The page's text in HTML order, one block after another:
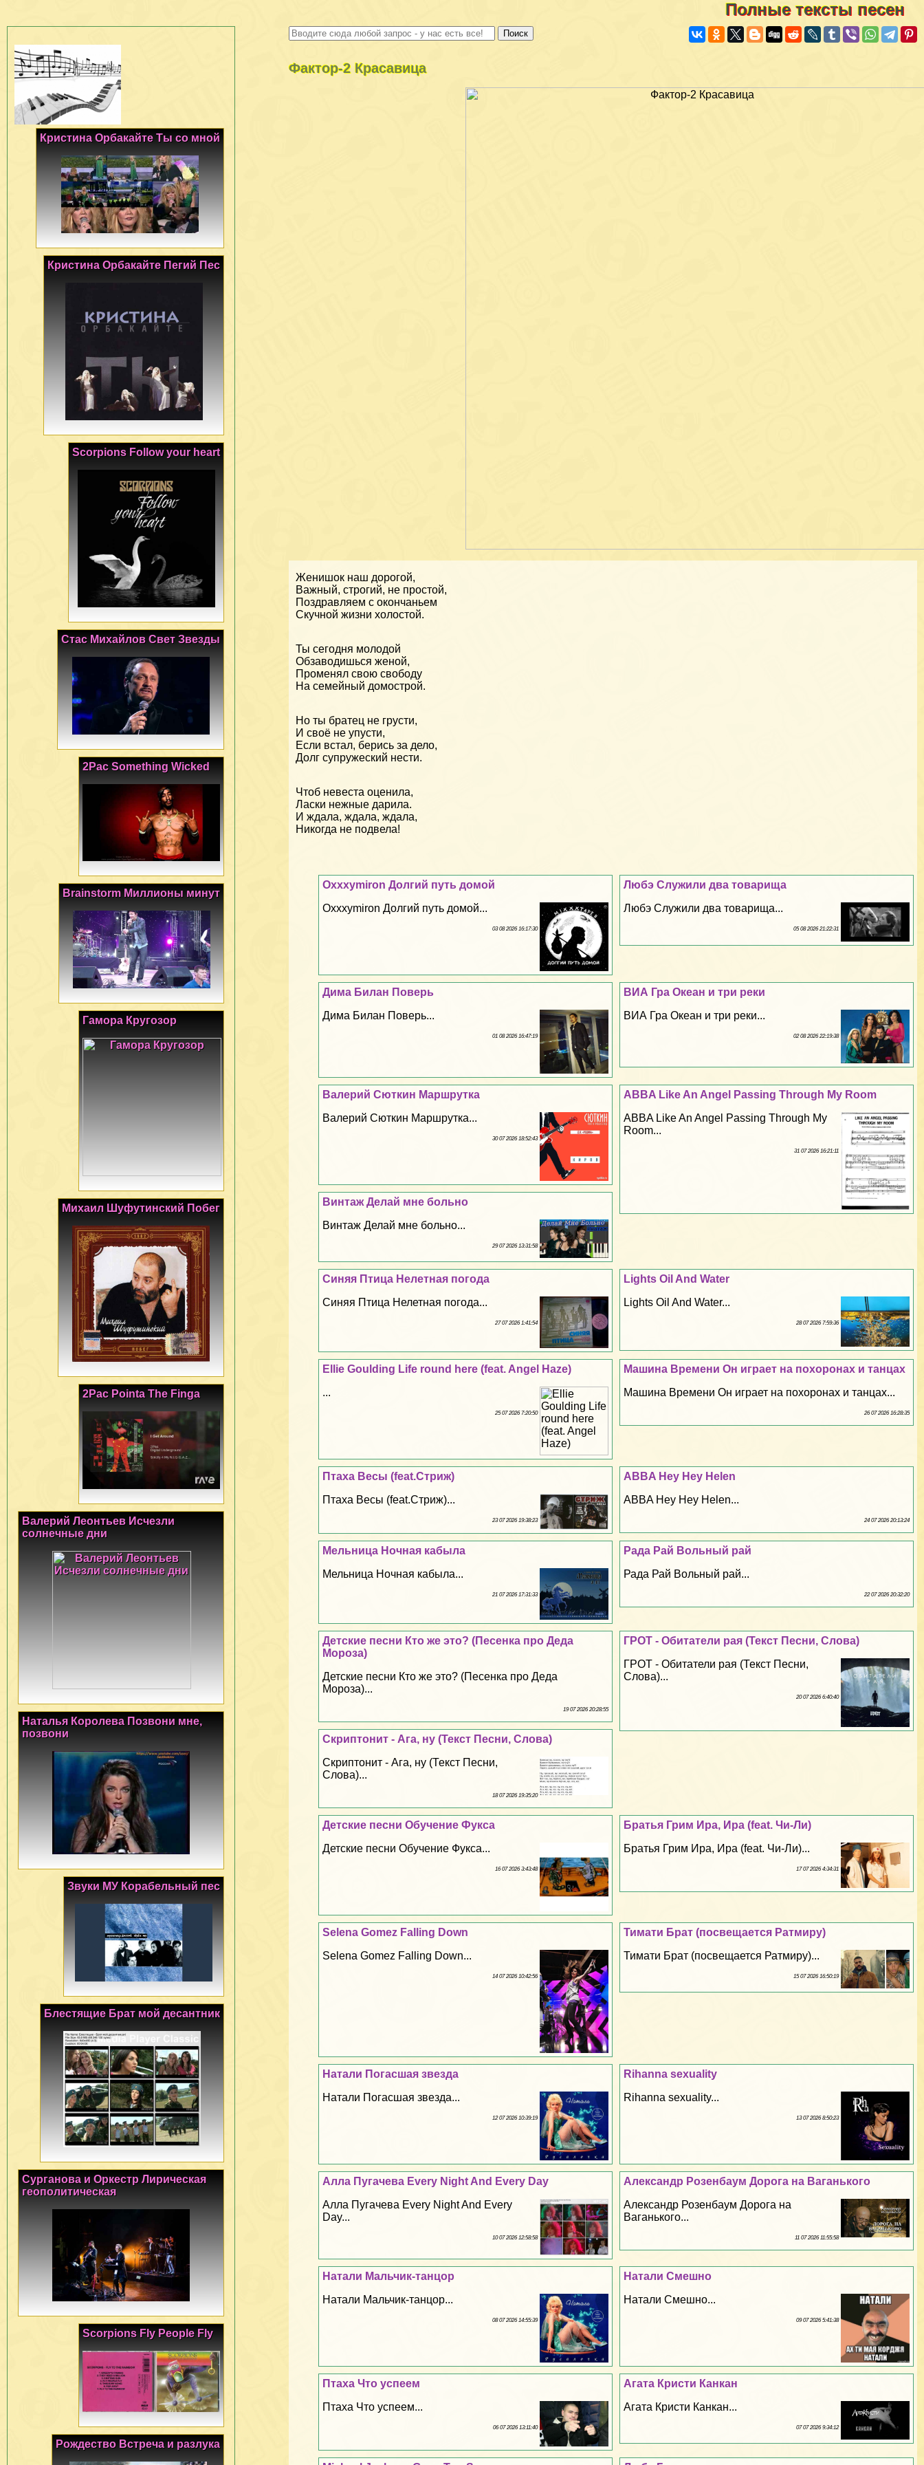
Полные тексты песен
Фактор-2 Красавица
Женишок наш дорогой,
Важный, строгий, не простой,
Поздравляем с окончаньем
Скучной жизни холостой.
Ты сегодня молодой
Обзаводишься женой,
Променял свою свободу
На семейный домострой.
Но ты братец не грусти,
И своё не упусти,
Если встал, берись за дело,
Долг супружеский нести.
Чтоб невеста оценила,
Ласки нежные дарила.
И ждала, ждала, ждала,
Никогда не подвела!
Любэ Служили два товарища
Любэ Служили два товарища...
05 08 2026 21:22:31
Oxxxymiron Долгий путь домой
Oxxxymiron Долгий путь домой...
03 08 2026 16:17:30
ВИА Гра Океан и три реки
ВИА Гра Океан и три реки...
02 08 2026 22:19:38
Дима Билан Поверь
Дима Билан Поверь...
01 08 2026 16:47:19
ABBA Like An Angel Passing Through My Room
ABBA Like An Angel Passing Through My
Room...
31 07 2026 16:21:11
Валерий Сюткин Маршрутка
Валерий Сюткин Маршрутка...
30 07 2026 18:52:43
Винтаж Делай мне больно
Винтаж Делай мне больно...
29 07 2026 13:31:58
Lights Oil And Water
Lights Oil And Water...
28 07 2026 7:59:36
Синяя Птица Нелетная погода
Синяя Птица Нелетная погода...
27 07 2026 1:41:54
Машина Времени Он играет на похоронах и танцах
Машина Времени Он играет на похоронах и танцах...
26 07 2026 16:28:35
Ellie Goulding Life round here (feat. Angel Haze)
...
25 07 2026 7:20:50
ABBA Hey Hey Helen
ABBA Hey Hey Helen...
24 07 2026 20:13:24
Птаха Весы (feat.Стриж)
Птаха Весы (feat.Стриж)...
23 07 2026 19:38:23
Рада Рай Вольный рай
Рада Рай Вольный рай...
22 07 2026 20:32:20
Мельница Ночная кабыла
Мельница Ночная кабыла...
21 07 2026 17:31:33
ГРОТ - Обитатели рая (Текст Песни, Слова)
ГРОТ - Обитатели рая (Текст Песни,
Слова)...
20 07 2026 6:40:40
Детские песни Кто же это? (Песенка про Деда
Мороза)
Детские песни Кто же это? (Песенка про Деда
Мороза)...
19 07 2026 20:28:55
Скриптонит - Ага, ну (Текст Песни, Слова)
Скриптонит - Ага, ну (Текст Песни,
Слова)...
18 07 2026 19:35:20
Братья Грим Ира, Ира (feat. Чи-Ли)
Братья Грим Ира, Ира (feat. Чи-Ли)...
17 07 2026 4:34:31
Детские песни Обучение Фукса
Детские песни Обучение Фукса...
16 07 2026 3:43:48
Тимати Брат (посвещается Ратмиру)
Тимати Брат (посвещается Ратмиру)...
15 07 2026 16:50:19
Selena Gomez Falling Down
Selena Gomez Falling Down...
14 07 2026 10:42:56
Rihanna sехuality
Rihanna sехuality...
13 07 2026 8:50:23
Натали Погасшая звезда
Натали Погасшая звезда...
12 07 2026 10:39:19
Александр Розенбаум Дорога на Ваганького
Александр Розенбаум Дорога на
Ваганького...
11 07 2026 11:55:58
Алла Пугачева Every Night And Every Day
Алла Пугачева Every Night And Every
Day...
10 07 2026 12:58:58
Натали Смешно
Натали Смешно...
09 07 2026 5:41:38
Натали Мальчик-танцор
Натали Мальчик-танцор...
08 07 2026 14:55:39
Агата Кристи Канкан
Агата Кристи Канкан...
07 07 2026 9:34:12
Птаха Что успеем
Птаха Что успеем...
06 07 2026 13:11:40
Кристина Орбакайте Ты со мной
Кристина Орбакайте Пегий Пес
Scorpions Follow your heart
Стас Михайлов Свет Звезды
2Pac Something Wicked
Brainstorm Миллионы минут
Гамора Кругозор
Михаил Шуфутинский Побег
2Pac Pointa The Finga
Валерий Леонтьев Исчезли
солнечные дни
Наталья Королева Позвони мне,
позвони
Звуки МУ Корабельный пес
Блестящие Брат мой десантник
Сурганова и Оркестр Лирическая
геополитическая
Scorpions Fly People Fly
Рождество Встреча и разлука